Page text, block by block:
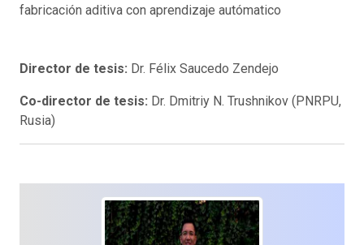
fabricación aditiva con aprendizaje autómatico
Director de tesis: Dr. Félix Saucedo Zendejo
Co-director de tesis: Dr. Dmitriy N. Trushnikov (PNRPU,
Rusia)